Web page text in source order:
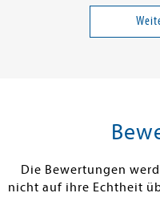
00-
Die Bewertungen
nicht auf ihre Echtheit